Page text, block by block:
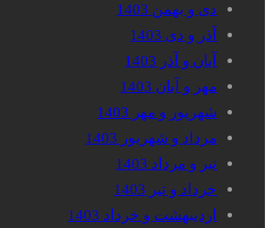
دی و بهمن 1403
آذر و دی 1403
آبان و آذر 1403
مهر و آبان 1403
شهریور و مهر 1403
مرداد و شهریور 1403
تیر و مرداد 1403
خرداد و تیر 1403
اردیبهشت و خرداد 1403